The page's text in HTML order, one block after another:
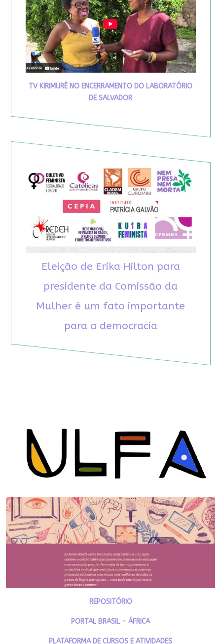
TV KIRIMURÊ NO ENCERRAMENTO DO LABORATÓRIO
DE SALVADOR
Eleição de Erika Hilton para
presidente da Comissão da
Mulher é um fato importante
para a democracia
REPOSITÓRIO
PORTAL BRASIL - ÁFRICA
PLATAFORMA DE CURSOS E ATIVIDADES